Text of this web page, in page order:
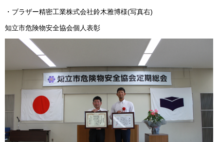
・ブラザー精密工業株式会社鈴木雅博様(写真右)
知立市危険物安全協会個人表彰